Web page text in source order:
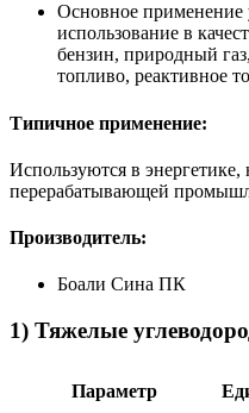
Основное применение
использование в
бензин, природный
топливо, реактивное
Типичное применение:
Используются в
перерабатывающей
Производитель:
Боали Сина ПК
1) Тяжелые
Параметр